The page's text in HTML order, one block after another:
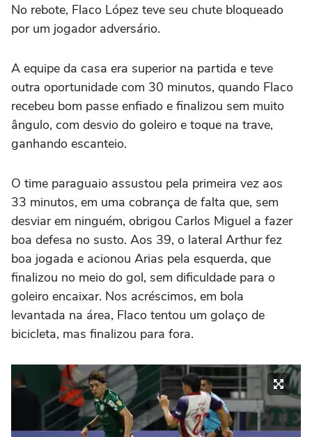
No rebote, Flaco López teve seu chute bloqueado
por um jogador adversário.
A equipe da casa era superior na partida e teve
outra oportunidade com 30 minutos, quando Flaco
recebeu bom passe enfiado e finalizou sem muito
ângulo, com desvio do goleiro e toque na trave,
ganhando escanteio.
O time paraguaio assustou pela primeira vez aos
33 minutos, em uma cobrança de falta que, sem
desviar em ninguém, obrigou Carlos Miguel a fazer
boa defesa no susto. Aos 39, o lateral Arthur fez
boa jogada e acionou Arias pela esquerda, que
finalizou no meio do gol, sem dificuldade para o
goleiro encaixar. Nos acréscimos, em bola
levantada na área, Flaco tentou um golaço de
bicicleta, mas finalizou para fora.